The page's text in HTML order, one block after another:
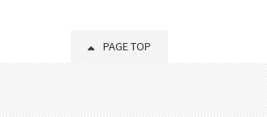
PAGE TOP